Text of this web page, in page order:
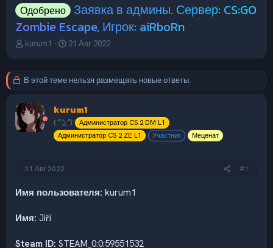
Одобрено Заявка в админы. Сервер: CS:GO
Zombie Escape, Игрок: aiRboRn
А
о
е
м
ы
kurum1
Д
ч
а
л
а
21 Авг 2022
В этой теме нельзя размещать новые ответы.
kurum1
( ͡° ͜ʖ ͡°)
Администратор CS 2 DM L1
Администратор CS 2 ZE L1
Участник Меценат
21 Авг 2022 #1
Имя пользователя: kurum1
Имя: Jiří
Steam ID: STEAM_0:0:59551532